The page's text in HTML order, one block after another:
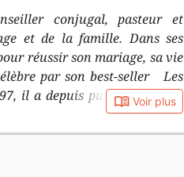
conjugal, pasteur et
et de la famille. Dans ses
réussir son mariage, sa vie
par son best-seller Les
il a depuis publié plusieurs
de l’amour et du couple. Il a
et l’anthropologie. Il a aussi
il enseigne aux familles de
book_open Voir plus